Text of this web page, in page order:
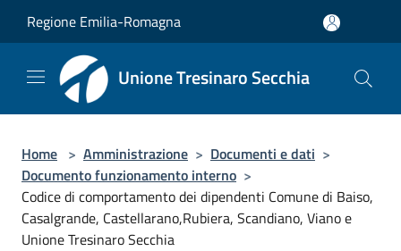
Regione Emilia-Romagna
Unione Tresinaro Secchia
Home > Amministrazione > Documenti e dati >
Documento funzionamento interno >
Codice di comportamento dei dipendenti Comune di Baiso,
Casalgrande, Castellarano,Rubiera, Scandiano, Viano e
Unione Tresinaro Secchia